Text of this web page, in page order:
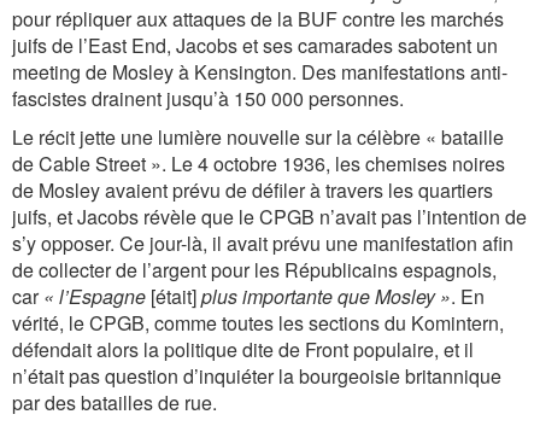
pour répliquer aux attaques de la BUF contre les marchés
juifs de l’East End, Jacobs et ses camarades sabotent un
meeting de Mosley à Kensington. Des manifestations anti-
fascistes drainent jusqu’à 150 000 personnes.
Le récit jette une lumière nouvelle sur la célèbre « bataille
de Cable Street ». Le 4 octobre 1936, les chemises noires
de Mosley avaient prévu de défiler à travers les quartiers
juifs, et Jacobs révèle que le CPGB n’avait pas l’intention de
s’y opposer. Ce jour-là, il avait prévu une manifestation afin
de collecter de l’argent pour les Républicains espagnols,
car« l’Espagne [était]plus importante que Mosley ». En
vérité, le CPGB, comme toutes les sections du Komintern,
défendait alors la politique dite de Front populaire, et il
n’était pas question d’inquiéter la bourgeoisie britannique
par des batailles de rue.